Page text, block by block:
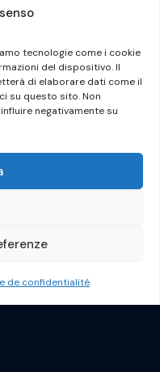
tecnologie come i cookie
del dispositivo. Il
di elaborare dati come il
su questo sito. Non
negativamente su
de confidentialité